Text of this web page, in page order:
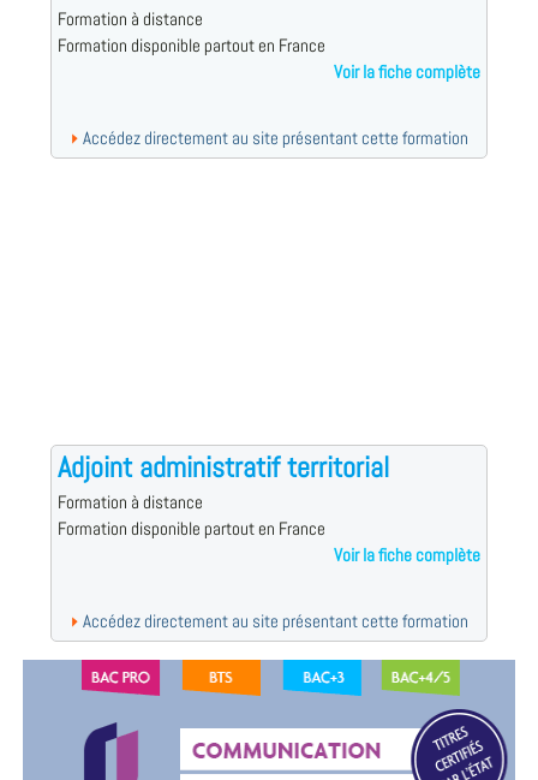
Formation à distance
Formation disponible partout en France
Voir la fiche complète
Accédez directement au site présentant cette formation
Adjoint administratif territorial
Formation à distance
Formation disponible partout en France
Voir la fiche complète
Accédez directement au site présentant cette formation